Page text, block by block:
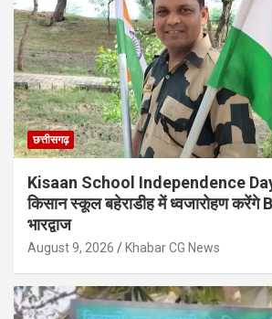
छत्तीसगढ़
Kisaan School Independence
किसान स्कूल बहेराडीह में ध्वजारोहण करेंगे
भारद्वाज
August 9, 2026 Khabar CG News